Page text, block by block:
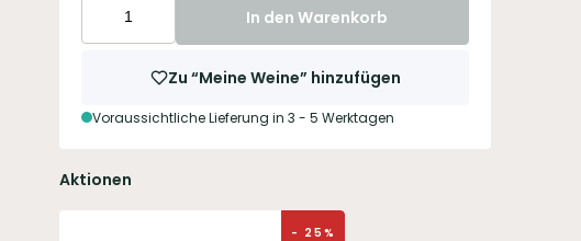
In den Warenkorb
Zu “Meine Weine” hinzufügen
Voraussichtliche Lieferung in 3 - 5 Werktagen
Aktionen
- 25 %